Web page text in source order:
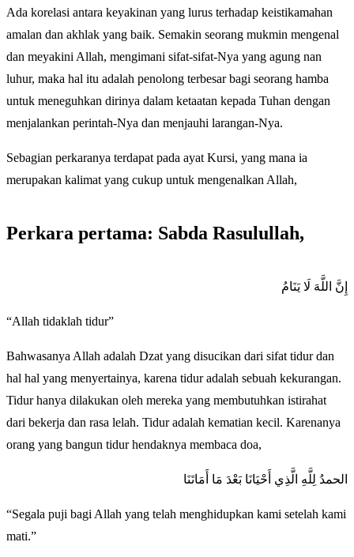
Ada korelasi antara keyakinan yang lurus terhadap keistikamahan
amalan dan akhlak yang baik. Semakin seorang mukmin mengenal
dan meyakini Allah, mengimani sifat-sifat-Nya yang agung nan
luhur, maka hal itu adalah penolong terbesar bagi seorang hamba
untuk meneguhkan dirinya dalam ketaatan kepada Tuhan dengan
menjalankan perintah-Nya dan menjauhi larangan-Nya.
Sebagian perkaranya terdapat pada ayat Kursi, yang mana ia
merupakan kalimat yang cukup untuk mengenalkan Allah,
Perkara pertama: Sabda Rasulullah,
إِنَّ اللَّهَ لَا يَنَامُ
“Allah tidaklah tidur”
Bahwasanya Allah adalah Dzat yang disucikan dari sifat tidur dan
hal hal yang menyertainya, karena tidur adalah sebuah kekurangan.
Tidur hanya dilakukan oleh mereka yang membutuhkan istirahat
dari bekerja dan rasa lelah. Tidur adalah kematian kecil. Karenanya
orang yang bangun tidur hendaknya membaca doa,
الحمدُ لِلَّهِ الَّذِي أَحْيَانَا بَعْدَ مَا أَمَاتَنَا
“Segala puji bagi Allah yang telah menghidupkan kami setelah kami
mati.”